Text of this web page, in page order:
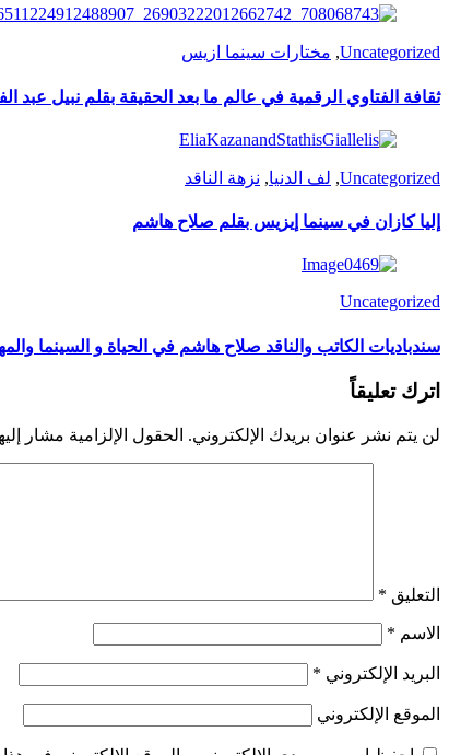
Uncategorized
, مختارات سينما ازيس
ثقافة الفتاوي الرقمية في عالم ما بعد الحقيقة بقلم نبيل عبد
Uncategorized
, لف الدنيا, نزهة الناقد
إليا كازان في سينما إيزيس بقلم صلاح هاشم
Uncategorized
سندباديات الكاتب والناقد صلاح هاشم في الحياة و السينما
اترك تعليقاً
لن يتم نشر عنوان بريدك الإلكتروني. الحقول الإلزامية مشار
التعليق *
الاسم *
البريد الإلكتروني *
الموقع الإلكتروني